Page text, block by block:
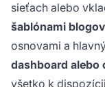
sieťach alebo
šablónami blogov
osnovami a
dashboard alebo
všetko k